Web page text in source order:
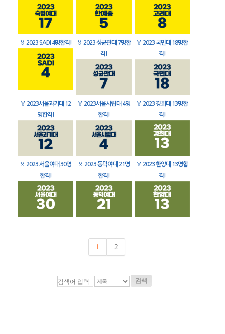
🏅 2023 SADI 4명합격! 🏅 2023 성균관대 7명합
격!
🏅 2023 국민대 18명합
격!
🏅 2023서울과기대 12
명합격!
🏅 2023서울시립대 4명
합격!
🏅 2023 경희대 13명합
격!
🏅 2023 서울여대 30명
합격!
🏅 2023 동덕여대 21명
합격!
🏅 2023 한양대 13명합
격!
1 2
검색